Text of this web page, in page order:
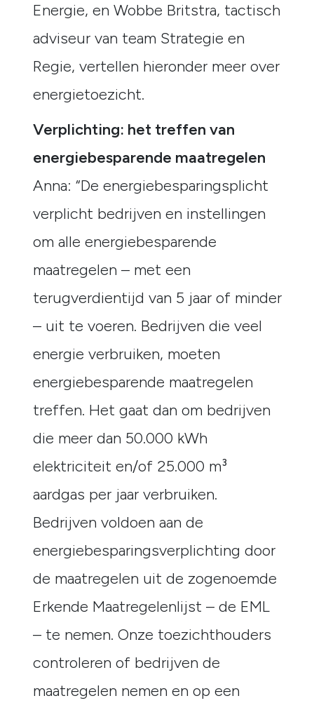
Energie, en Wobbe Britstra, tactisch
adviseur van team Strategie en
Regie, vertellen hieronder meer over
energietoezicht.
Verplichting: het treffen van
energiebesparende maatregelen
Anna: “De energiebesparingsplicht
verplicht bedrijven en instellingen
om alle energiebesparende
maatregelen – met een
terugverdientijd van 5 jaar of minder
– uit te voeren. Bedrijven die veel
energie verbruiken, moeten
energiebesparende maatregelen
treffen. Het gaat dan om bedrijven
die meer dan 50.000 kWh
elektriciteit en/of 25.000 m³
aardgas per jaar verbruiken.
Bedrijven voldoen aan de
energiebesparingsverplichting door
de maatregelen uit de zogenoemde
Erkende Maatregelenlijst – de EML
– te nemen. Onze toezichthouders
controleren of bedrijven de
maatregelen nemen en op een